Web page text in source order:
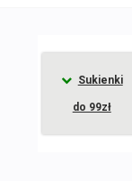
Sukienki
do 99zł